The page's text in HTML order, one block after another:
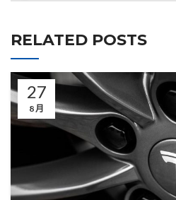
RELATED POSTS
27
8 月